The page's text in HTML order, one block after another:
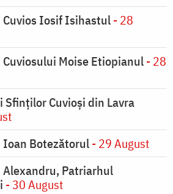
Iosif Isihastul- 28
Moise Etiopianul- 28
Cuvioși din Lavra
Botezătorul- 29 August
Patriarhul
- 30 August